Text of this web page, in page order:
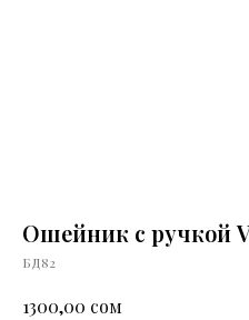
Ошейник с ручкой
БД82
1300,00 сом